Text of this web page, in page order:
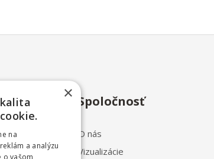
Spoločnosť
O nás
Vizualizácie
×
na
a analýzu
o vašom